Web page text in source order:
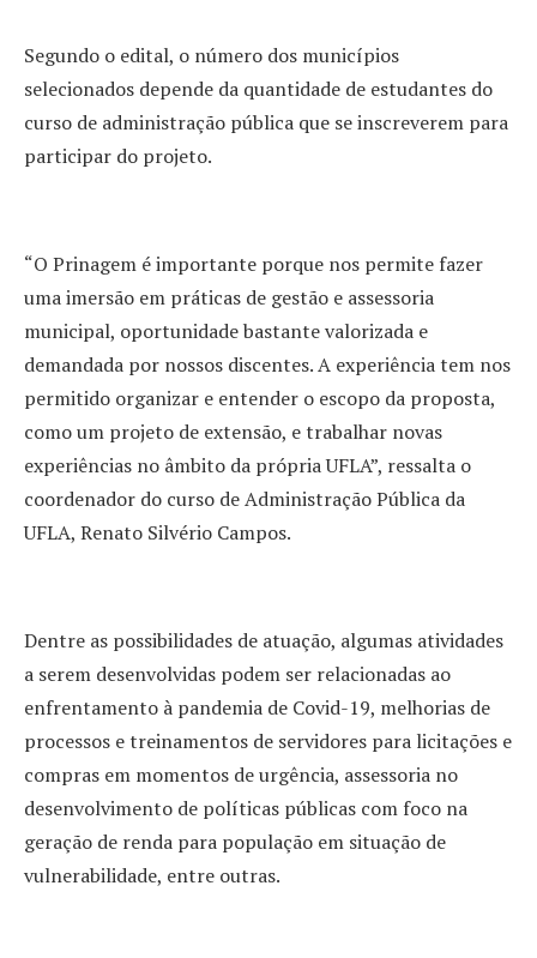
Segundo o edital, o número dos municípios
selecionados depende da quantidade de estudantes do
curso de administração pública que se inscreverem para
participar do projeto.
“O Prinagem é importante porque nos permite fazer
uma imersão em práticas de gestão e assessoria
municipal, oportunidade bastante valorizada e
demandada por nossos discentes. A experiência tem nos
permitido organizar e entender o escopo da proposta,
como um projeto de extensão, e trabalhar novas
experiências no âmbito da própria UFLA”, ressalta o
coordenador do curso de Administração Pública da
UFLA, Renato Silvério Campos.
Dentre as possibilidades de atuação, algumas atividades
a serem desenvolvidas podem ser relacionadas ao
enfrentamento à pandemia de Covid-19, melhorias de
processos e treinamentos de servidores para licitações e
compras em momentos de urgência, assessoria no
desenvolvimento de políticas públicas com foco na
geração de renda para população em situação de
vulnerabilidade, entre outras.